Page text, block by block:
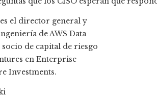
es el director general y
de AWS Data
de capital de riesgo
en Enterprise
Investments.